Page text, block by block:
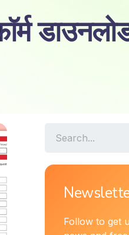
Follow to get